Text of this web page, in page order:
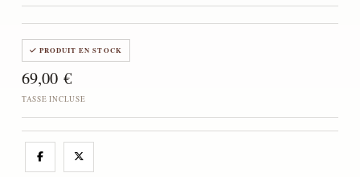
PRODUIT EN STOCK
69,00 €
TASSE INCLUSE